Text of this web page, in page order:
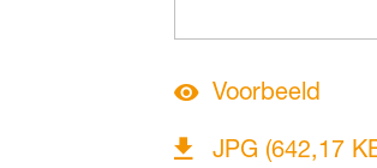
Voorbeeld
JPG (642,17